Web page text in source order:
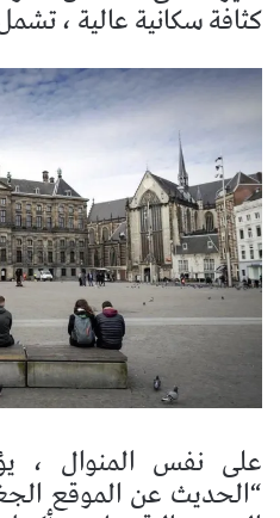
كثافة سكانية عالية ، تشمل فقط 10٪ من
“الحديث عن الموقع